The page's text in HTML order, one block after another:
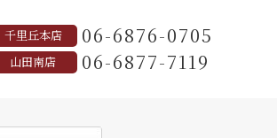
千里丘本店 06-6876-0705
山田南店 06-6877-7119